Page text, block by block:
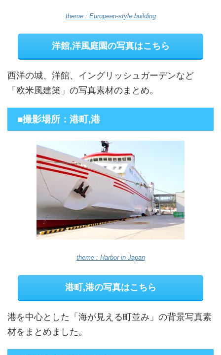
theme : European-style building
洋館,洋風庭園の写真はこちら
西洋の城、洋館、イングリッシュガーデンなど
「欧米風建築」の写真素材のまとめ。
■撮影場所：港町,港
theme : Harbor in Japan
港町,港の写真はこちら
港を中心とした「海が見える町並み」の背景写真素
材をまとめました。